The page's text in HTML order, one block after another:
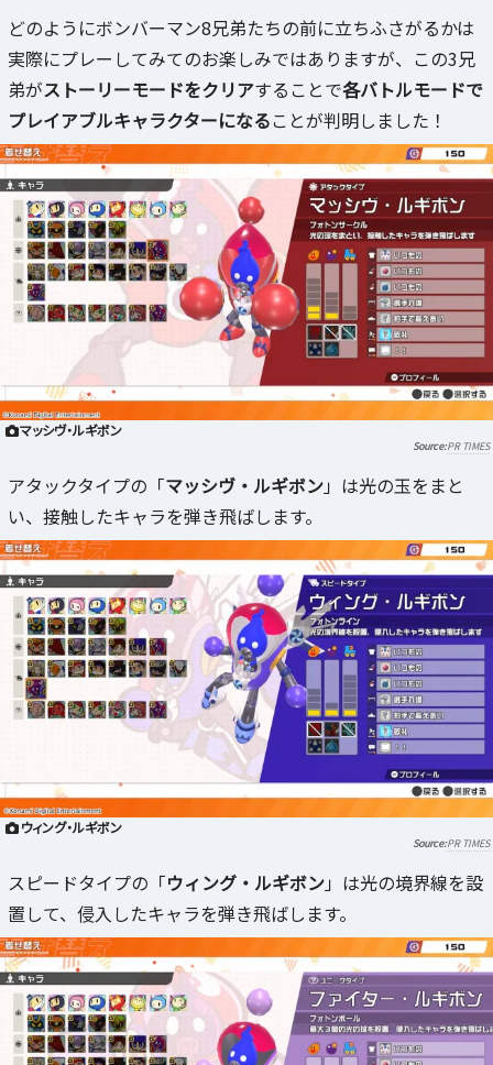
どのようにボンバーマン8兄弟たちの前に立ちふさがるかは
実際にプレーしてみてのお楽しみではありますが、この3兄
弟がストーリーモードをクリアすることで各バトルモードで
プレイアブルキャラクターになることが判明しました！
マッシヴ・ルギボン
PR TIMES
アタックタイプの「マッシヴ・ルギボン」は光の玉をまと
い、接触したキャラを弾き飛ばします。
ウィング・ルギボン
PR TIMES
スピードタイプの「ウィング・ルギボン」は光の境界線を設
置して、侵入したキャラを弾き飛ばします。